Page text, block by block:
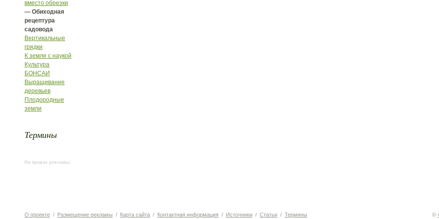
вместо обрезки
— Обиходная
рецептура
садовода
Вертикальные
грядки
К земле с наукой
Культура
БОНСАИ
Выращивание
деревьев
Плодородные
земли
Термины
На правах рекламы:
О проекте / Размещение рекламы / Карта сайта / Контактная информация / Источники / Статьи / Термины ©